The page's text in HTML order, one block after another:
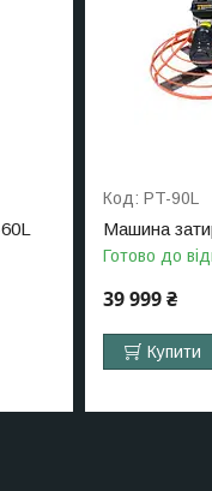
PT-90L
Машина
Готово до
39 999 ₴
Купити